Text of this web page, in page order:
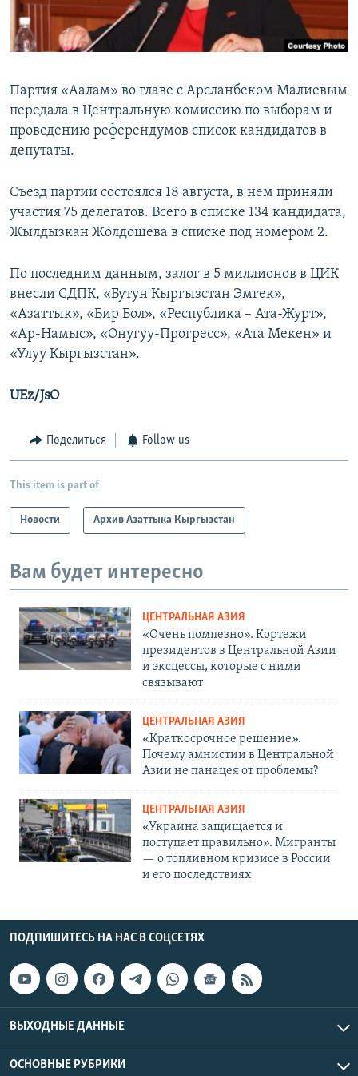
Партия «Аалам» во главе с Арсланбеком Малиевым
передала в Центральную комиссию по выборам и
проведению референдумов список кандидатов в
депутаты.
Съезд партии состоялся 18 августа, в нем приняли
участия 75 делегатов. Всего в списке 134 кандидата,
Жылдызкан Жолдошева в списке под номером 2.
По последним данным, залог в 5 миллионов в ЦИК
внесли СДПК, «Бутун Кыргызстан Эмгек»,
«Азаттык», «Бир Бол», «Республика – Ата-Журт»,
«Ар-Намыс», «Онугуу-Прогресс», «Ата Мекен» и
«Улуу Кыргызстан».
UEz/JsO
Поделиться Follow us
This item is part of
Новости Архив Азаттыка Кыргызстан
Вам будет интересно
ЦЕНТРАЛЬНАЯ АЗИЯ
«Очень помпезно». Кортежи
президентов в Центральной Азии
и эксцессы, которые с ними
связывают
ЦЕНТРАЛЬНАЯ АЗИЯ
«Краткосрочное решение».
Почему амнистии в Центральной
Азии не панацея от проблемы?
ЦЕНТРАЛЬНАЯ АЗИЯ
«Украина защищается и
поступает правильно». Мигранты
— о топливном кризисе в России
и его последствиях
ПОДПИШИТЕСЬ НА НАС В СОЦСЕТЯХ
ВЫХОДНЫЕ ДАННЫЕ
ОСНОВНЫЕ РУБРИКИ